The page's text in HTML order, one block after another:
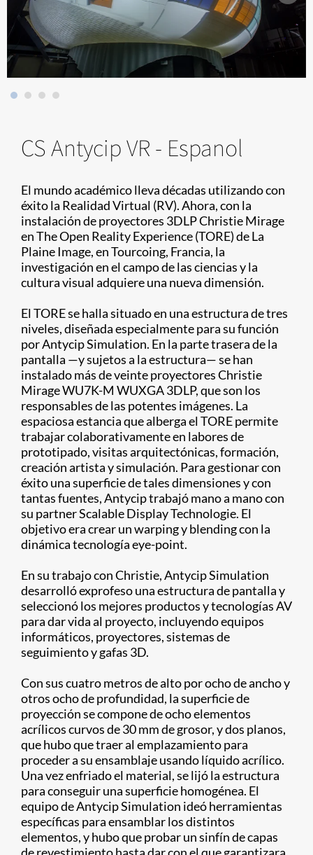
CS Antycip VR - Espanol
El mundo académico lleva décadas utilizando con
éxito la Realidad Virtual (RV). Ahora, con la
instalación de proyectores 3DLP Christie Mirage
en The Open Reality Experience (TORE) de La
Plaine Image, en Tourcoing, Francia, la
investigación en el campo de las ciencias y la
cultura visual adquiere una nueva dimensión.
El TORE se halla situado en una estructura de tres
niveles, diseñada especialmente para su función
por Antycip Simulation. En la parte trasera de la
pantalla —y sujetos a la estructura— se han
instalado más de veinte proyectores Christie
Mirage WU7K-M WUXGA 3DLP, que son los
responsables de las potentes imágenes. La
espaciosa estancia que alberga el TORE permite
trabajar colaborativamente en labores de
prototipado, visitas arquitectónicas, formación,
creación artista y simulación. Para gestionar con
éxito una superficie de tales dimensiones y con
tantas fuentes, Antycip trabajó mano a mano con
su partner Scalable Display Technologie. El
objetivo era crear un warping y blending con la
dinámica tecnología eye-point.
En su trabajo con Christie, Antycip Simulation
desarrolló exprofeso una estructura de pantalla y
seleccionó los mejores productos y tecnologías AV
para dar vida al proyecto, incluyendo equipos
informáticos, proyectores, sistemas de
seguimiento y gafas 3D.
Con sus cuatro metros de alto por ocho de ancho y
otros ocho de profundidad, la superficie de
proyección se compone de ocho elementos
acrílicos curvos de 30 mm de grosor, y dos planos,
que hubo que traer al emplazamiento para
proceder a su ensamblaje usando líquido acrílico.
Una vez enfriado el material, se lijó la estructura
para conseguir una superficie homogénea. El
equipo de Antycip Simulation ideó herramientas
específicas para ensamblar los distintos
elementos, y hubo que probar un sinfín de capas